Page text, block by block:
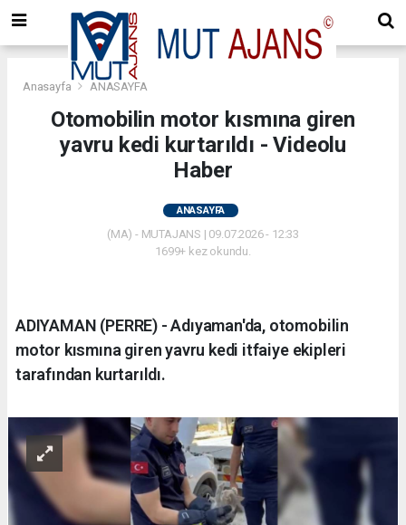
Anasayfa ANASAYFA
Otomobilin motor kısmına giren
yavru kedi kurtarıldı - Videolu
Haber
ANASAYFA
(MA) - MUTAJANS | 09.07.2026 - 12:33
1699+ kez okundu.
ADIYAMAN (PERRE) - Adıyaman'da, otomobilin
motor kısmına giren yavru kedi itfaiye ekipleri
tarafından kurtarıldı.